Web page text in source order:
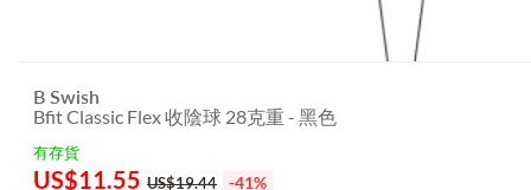
B Swish
Bfit Classic Flex 收陰球 28克重 - 黑色
有存貨
US$11.55 US$19.44 -41%